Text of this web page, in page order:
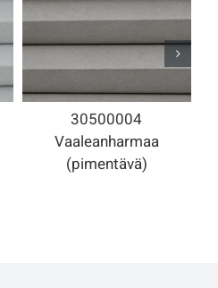
30500004
Vaaleanharmaa
(pimentävä)